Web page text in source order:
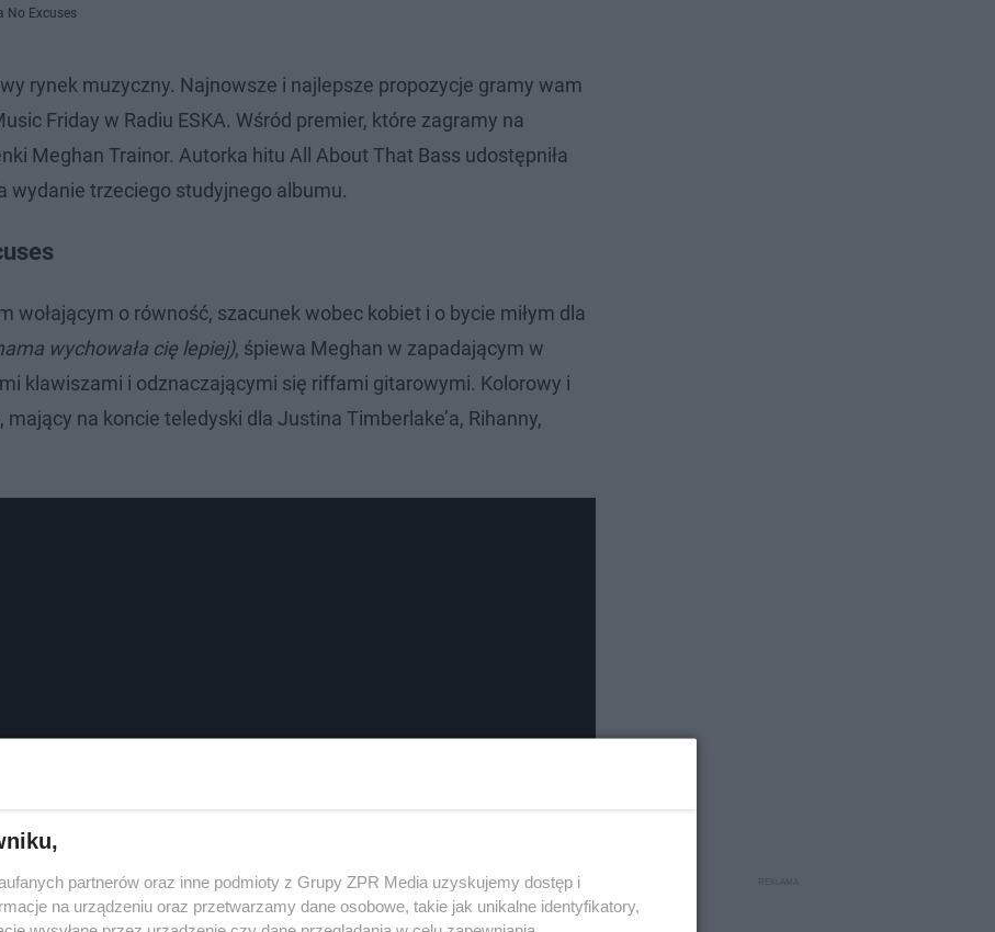
No Excuses
rynek muzyczny. Najnowsze i najlepsze propozycje gramy wam
Friday w Radiu ESKA. Wśród premier, które zagramy na
Meghan Trainor. Autorka hitu All About That Bass udostępniła
wydanie trzeciego studyjnego albumu.
wołającym o równość, szacunek wobec kobiet i o bycie miłym dla
wychowała cię lepiej), śpiewa Meghan w zapadającym w
klawiszami i odznaczającymi się riffami gitarowymi. Kolorowy i
na koncie teledyski dla Justina Timberlake’a, Rihanny,
partnerów oraz inne podmioty z Grupy ZPR Media uzyskujemy dostęp i
na urządzeniu oraz przetwarzamy dane osobowe, takie jak unikalne identyfikatory,